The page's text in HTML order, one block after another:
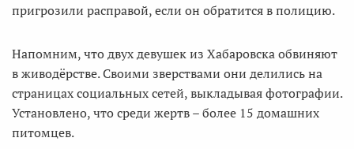
пригрозили расправой, если он обратится в полицию.
Напомним, что двух девушек из Хабаровска обвиняют
в живодёрстве. Своими зверствами они делились на
страницах социальных сетей, выкладывая фотографии.
Установлено, что среди жертв – более 15 домашних
питомцев.